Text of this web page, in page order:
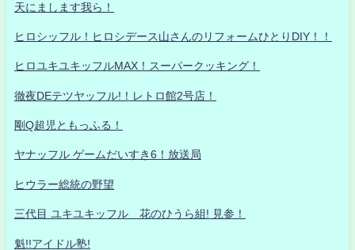
天にまします我ら！
ヒロシッフル！ヒロシデース山さんのリフォームひとりDIY！！
ヒロユキユキッフルMAX！スーパークッキング！
徹夜DEテツヤッフル!！レトロ館2号店！
剛Q超児ともっふる！
ヤナッフル ゲームだいすき6！放送局
ヒウラー総統の野望
三代目 ユキユキッフル 花のひうら組! 見参！
魁!!アイドル塾!